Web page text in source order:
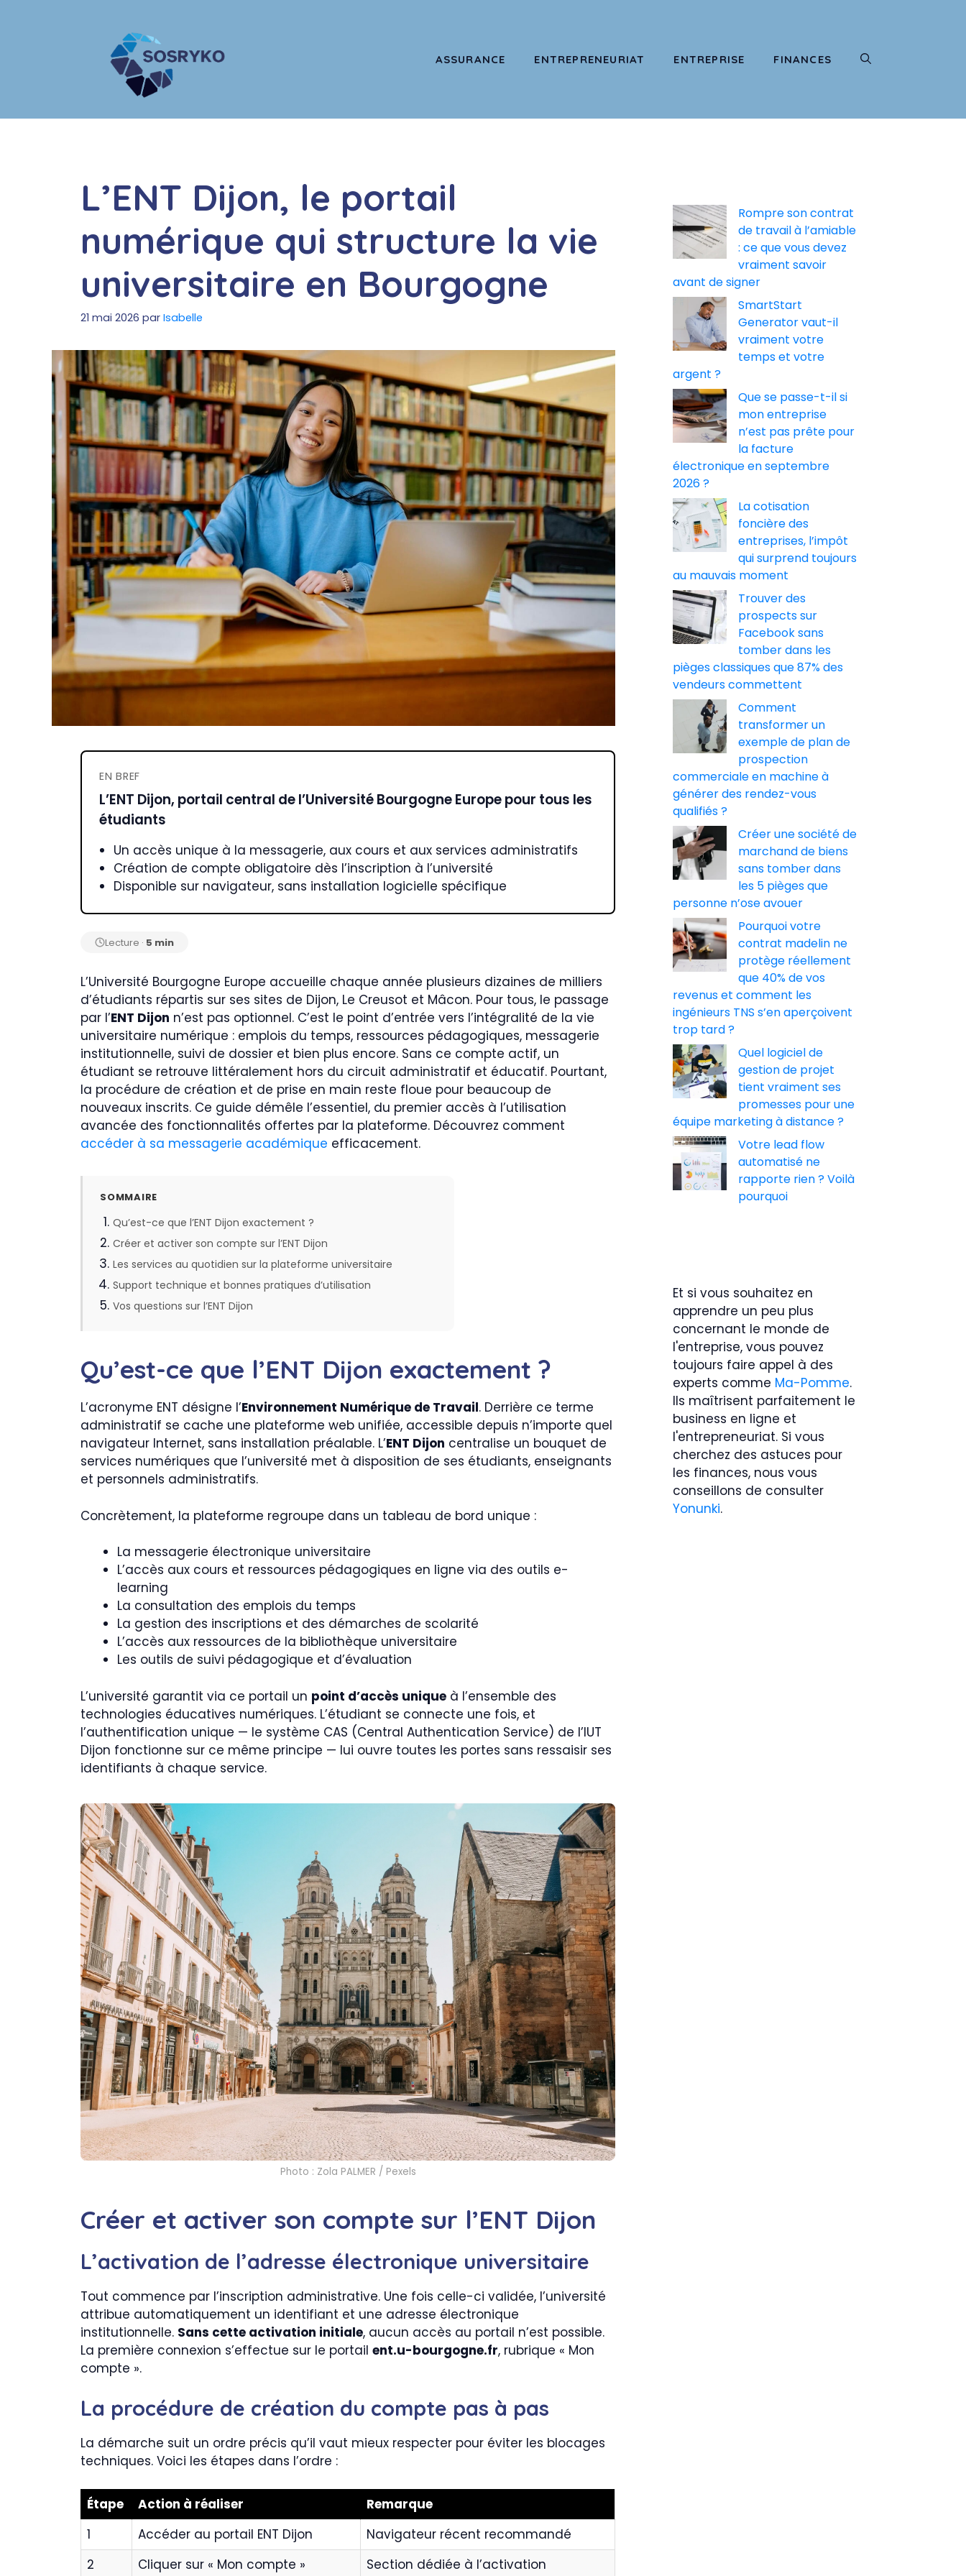
ASSURANCE ENTREPRENEURIAT ENTREPRISE FINANCES
L’ENT Dijon, le portail
numérique qui structure la vie
universitaire en Bourgogne
21 mai 2026 par Isabelle
EN BREF
L’ENT Dijon, portail central de l’Université Bourgogne Europe pour tous les
étudiants
Un accès unique à la messagerie, aux cours et aux services administratifs
Création de compte obligatoire dès l’inscription à l’université
Disponible sur navigateur, sans installation logicielle spécifique
Lecture · 5 min
L’Université Bourgogne Europe accueille chaque année plusieurs dizaines de milliers
d’étudiants répartis sur ses sites de Dijon, Le Creusot et Mâcon. Pour tous, le passage
par l’ENT Dijon n’est pas optionnel. C’est le point d’entrée vers l’intégralité de la vie
universitaire numérique : emplois du temps, ressources pédagogiques, messagerie
institutionnelle, suivi de dossier et bien plus encore. Sans ce compte actif, un
étudiant se retrouve littéralement hors du circuit administratif et éducatif. Pourtant,
la procédure de création et de prise en main reste floue pour beaucoup de
nouveaux inscrits. Ce guide démêle l’essentiel, du premier accès à l’utilisation
avancée des fonctionnalités offertes par la plateforme. Découvrez comment
accéder à sa messagerie académique efficacement.
SOMMAIRE
Qu’est-ce que l’ENT Dijon exactement ?
Créer et activer son compte sur l’ENT Dijon
Les services au quotidien sur la plateforme universitaire
Support technique et bonnes pratiques d’utilisation
Vos questions sur l’ENT Dijon
Qu’est-ce que l’ENT Dijon exactement ?
L’acronyme ENT désigne l’Environnement Numérique de Travail. Derrière ce terme
administratif se cache une plateforme web unifiée, accessible depuis n’importe quel
navigateur Internet, sans installation préalable. L’ENT Dijon centralise un bouquet de
services numériques que l’université met à disposition de ses étudiants, enseignants
et personnels administratifs.
Concrètement, la plateforme regroupe dans un tableau de bord unique :
La messagerie électronique universitaire
L’accès aux cours et ressources pédagogiques en ligne via des outils e-
learning
La consultation des emplois du temps
La gestion des inscriptions et des démarches de scolarité
L’accès aux ressources de la bibliothèque universitaire
Les outils de suivi pédagogique et d’évaluation
L’université garantit via ce portail un point d’accès unique à l’ensemble des
technologies éducatives numériques. L’étudiant se connecte une fois, et
l’authentification unique — le système CAS (Central Authentication Service) de l’IUT
Dijon fonctionne sur ce même principe — lui ouvre toutes les portes sans ressaisir ses
identifiants à chaque service.
Photo : Zola PALMER / Pexels
Créer et activer son compte sur l’ENT Dijon
L’activation de l’adresse électronique universitaire
Tout commence par l’inscription administrative. Une fois celle-ci validée, l’université
attribue automatiquement un identifiant et une adresse électronique
institutionnelle. Sans cette activation initiale, aucun accès au portail n’est possible.
La première connexion s’effectue sur le portail ent.u-bourgogne.fr, rubrique « Mon
compte ».
La procédure de création du compte pas à pas
La démarche suit un ordre précis qu’il vaut mieux respecter pour éviter les blocages
techniques. Voici les étapes dans l’ordre :
Étape Action à réaliser
Remarque
1
Accéder au portail ENT Dijon
Navigateur récent recommandé
2
Cliquer sur « Mon compte » Section dédiée à l’activation
Rompre son contrat
de travail à l’amiable
: ce que vous devez
vraiment savoir
avant de signer
SmartStart
Generator vaut-il
vraiment votre
temps et votre
argent ?
Que se passe-t-il si
mon entreprise
n’est pas prête pour
la facture
électronique en septembre
2026 ?
La cotisation
foncière des
entreprises, l’impôt
qui surprend toujours
au mauvais moment
Trouver des
prospects sur
Facebook sans
tomber dans les
pièges classiques que 87% des
vendeurs commettent
Comment
transformer un
exemple de plan de
prospection
commerciale en machine à
générer des rendez-vous
qualifiés ?
Créer une société de
marchand de biens
sans tomber dans
les 5 pièges que
personne n’ose avouer
Pourquoi votre
contrat madelin ne
protège réellement
que 40% de vos
revenus et comment les
ingénieurs TNS s’en aperçoivent
trop tard ?
Quel logiciel de
gestion de projet
tient vraiment ses
promesses pour une
équipe marketing à distance ?
Votre lead flow
automatisé ne
rapporte rien ? Voilà
pourquoi
Et si vous souhaitez en
apprendre un peu plus
concernant le monde de
l'entreprise, vous pouvez
toujours faire appel à des
experts comme Ma-Pomme.
Ils maîtrisent parfaitement le
business en ligne et
l'entrepreneuriat. Si vous
cherchez des astuces pour
les finances, nous vous
conseillons de consulter
Yonunki.